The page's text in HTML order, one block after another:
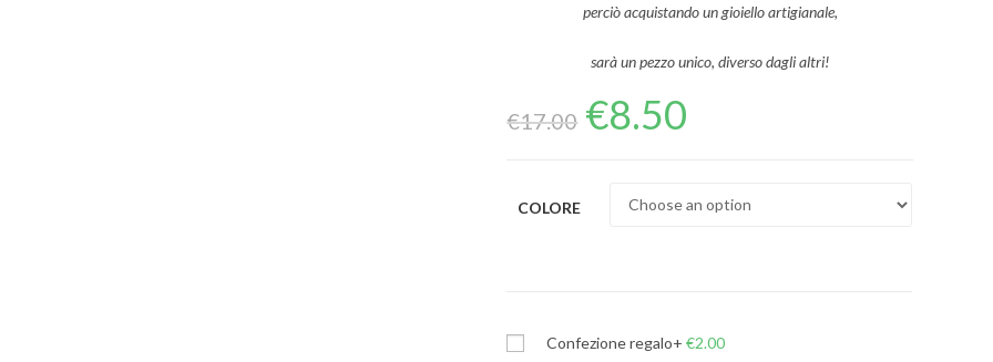
perciò acquistando un gioiello artigianale,
sarà un pezzo unico, diverso dagli altri!
€17.00 €8.50
COLORE
Confezione regalo+ €2.00